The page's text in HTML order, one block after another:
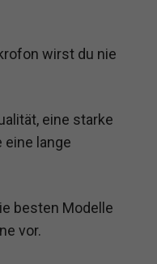
wirst du nie
eine starke
eine lange
besten Modelle
vor.